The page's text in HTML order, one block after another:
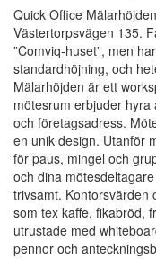
Quick Office
Västertorpsvägen 135.
”Comviq-huset”, men
standardhöjning, och
Mälarhöjden är ett
mötesrum erbjuder
och företagsadress.
en unik design. Utanför
för paus, mingel och
och dina
trivsamt. Kontorsvärden
som tex kaffe, fikabröd,
utrustade med
pennor och